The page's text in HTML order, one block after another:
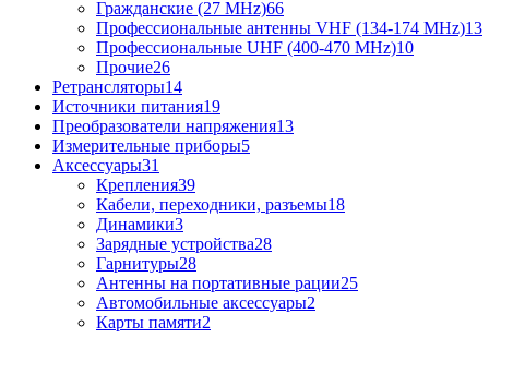
Гражданские (27 MHz)66
Профессиональные антенны VHF (134-174 MHz)13
Профессиональные UHF (400-470 MHz)10
Прочие26
Ретрансляторы14
Источники питания19
Преобразователи напряжения13
Измерительные приборы5
Аксессуары31
Крепления39
Кабели, переходники, разъемы18
Динамики3
Зарядные устройства28
Гарнитуры28
Антенны на портативные рации25
Автомобильные аксессуары2
Карты памяти2